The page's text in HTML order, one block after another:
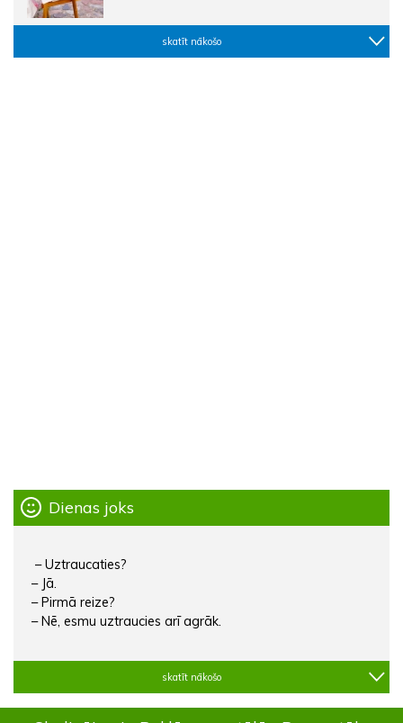
skatīt nākošo
Dienas joks
– Uztraucaties?
– Jā.
– Pirmā reize?
– Nē, esmu uztraucies arī agrāk.
skatīt nākošo